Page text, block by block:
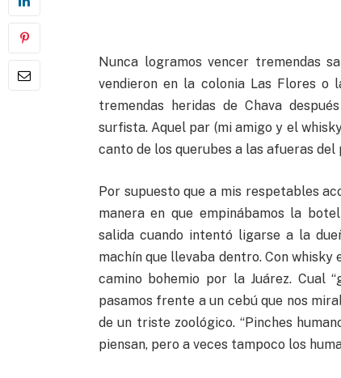
Nunca logramos vencer tremendas
vendieron en la colonia Las Flores
tremendas heridas de Chava
surfista. Aquel par (mi amigo y el
canto de los querubes a las afueras del
Por supuesto que a mis respetables
manera en que empinábamos la
salida cuando intentó ligarse a la
machín que llevaba dentro. Con
camino bohemio por la Juárez. Cual
pasamos frente a un cebú que nos
de un triste zoológico. “Pinches
piensan, pero a veces tampoco los